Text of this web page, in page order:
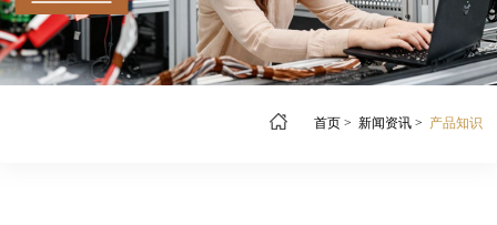
首页> 新闻资讯> 产品知识